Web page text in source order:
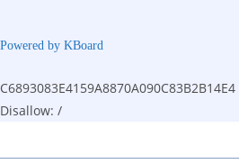
Powered by KBoard
C6893083E4159A8870A090C83B2B14E4
Disallow: /
to